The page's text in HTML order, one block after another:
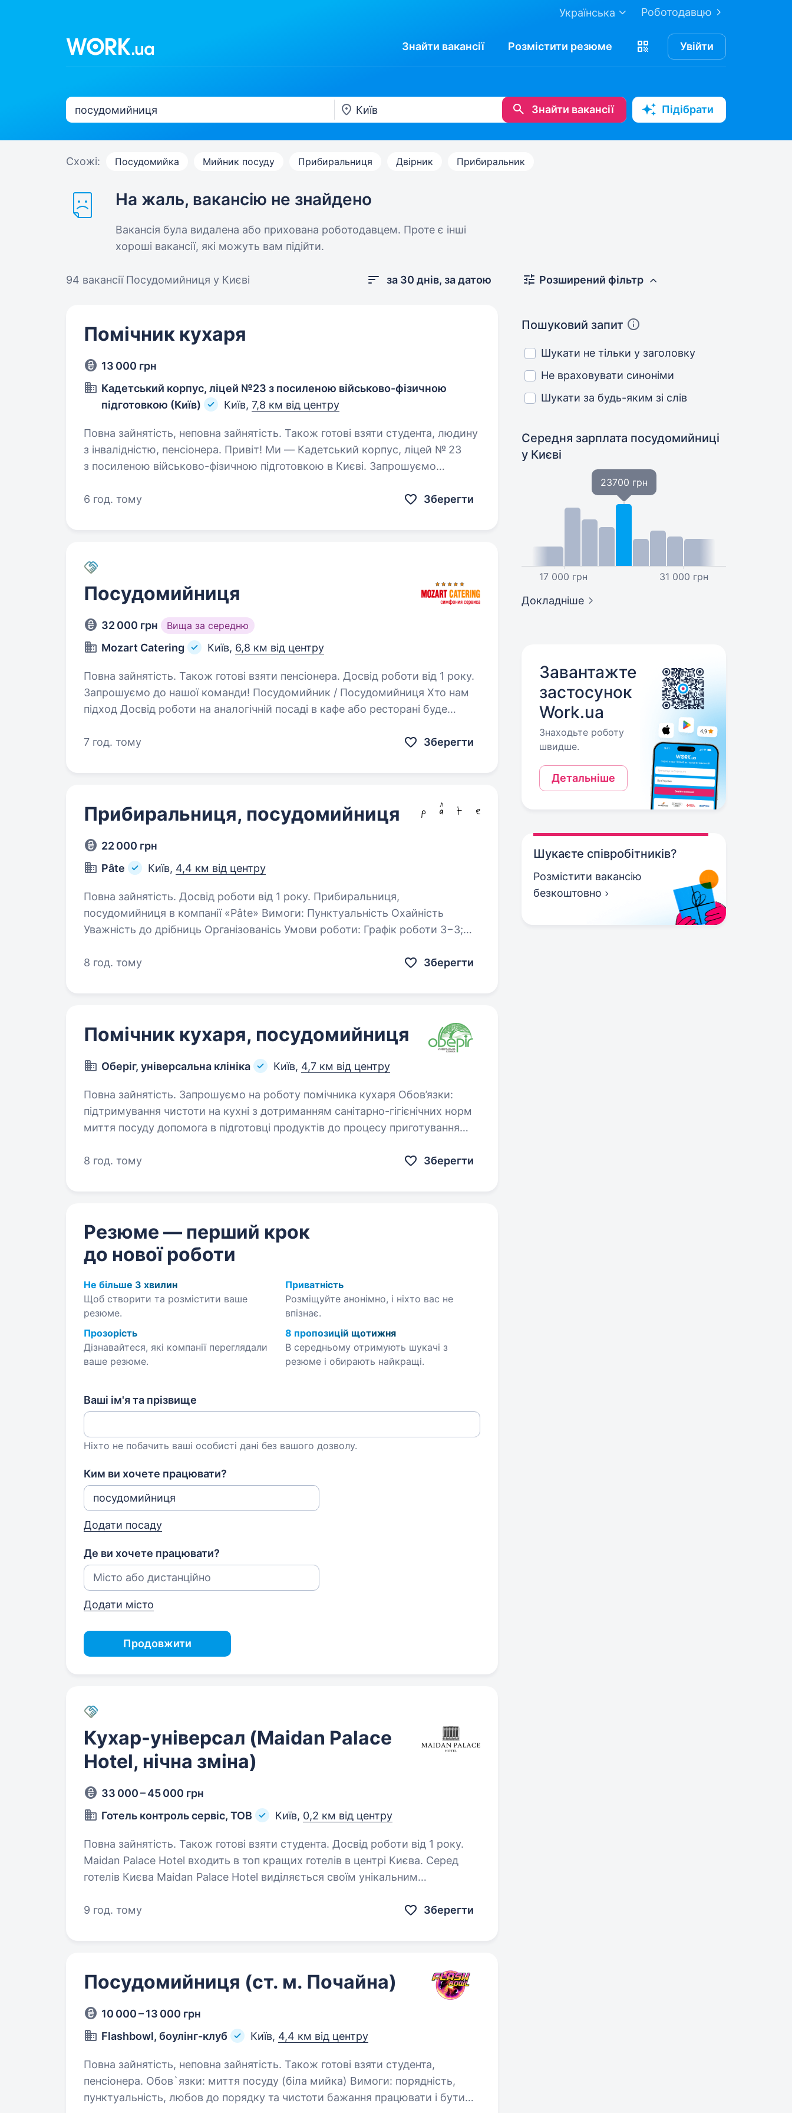
Роботодавцю
Українська
Знайти вакансії Розмістити резюме Увійти
Знайти вакансії Підібрати
Схожі: Посудомийка Мийник посуду Прибиральниця Двірник Прибиральник
На жаль, вакансію не знайдено
Вакансія була видалена або прихована роботодавцем. Проте є інші
хороші вакансії, які можуть вам підійти.
94 вакансії Посудомийниця у Києві за 30 днів, за датою
Помічник кухаря
13 000 грн
Кадетський корпус, ліцей №23 з посиленою військово-фізичною
підготовкою (Київ)
Київ, 7,8 км від центру
Повна зайнятість, неповна зайнятість. Також готові взяти студента, людину
з інвалідністю, пенсіонера. Привіт! Ми — Кадетський корпус, ліцей № 23
з посиленою військово-фізичною підготовкою в Києві. Запрошуємо
в стабільному закладі, де цінують кожного…
6 год. тому Зберегти
Посудомийниця
32 000 грн Вища за середню
Mozart Catering Київ, 6,8 км від центру
Повна зайнятість. Також готові взяти пенсіонера. Досвід роботи від 1 року.
Запрошуємо до нашої команди! Посудомийник / Посудомийниця Хто нам
підход Досвід роботи на аналогічній посаді в кафе або ресторані буде
7 год. тому
Зберегти
Прибиральниця, посудомийниця
22 000 грн
Pâte
Київ, 4,4 км від центру
Повна зайнятість. Досвід роботи від 1 року. Прибиральниця,
посудомийниця в компанії «Pâte» Вимоги: Пунктуальність Охайність
Уважність до дрібниць Організованісь Умови роботи: Графік роботи 3−3;
8 год. тому
Зберегти
Помічник кухаря, посудомийниця
Оберіг, універсальна клініка Київ, 4,7 км від центру
Повна зайнятість. Запрошуємо на роботу помічника кухаря Обов’язки:
підтримування чистоти на кухні з дотриманням санітарно-гігієнічних норм
миття посуду допомога в підготовці продуктів до процесу приготування
8 год. тому
Зберегти
Резюме — перший крок
до нової роботи
Не більше 3 хвилин
Щоб створити та розмістити ваше
резюме.
Приватність
Розміщуйте анонімно, і ніхто вас не
впізнає.
Прозорість
Дізнавайтеся, які компанії переглядали
ваше резюме.
8 пропозицій щотижня
В середньому отримують шукачі з
резюме і обирають найкращі.
Ваші ім'я та прізвище
Ніхто не побачить ваші особисті дані без вашого дозволу.
Ким ви хочете працювати?
Додати посаду
Де ви хочете працювати?
Додати місто
Продовжити
Кухар-універсал (Maidan Palace
Hotel, нічна зміна)
33 000 – 45 000 грн
Готель контроль сервіс, ТОВ
Київ, 0,2 км від центру
Повна зайнятість. Також готові взяти студента. Досвід роботи від 1 року.
Maidan Palace Hotel входить в топ кращих готелів в центрі Києва. Серед
готелів Києва Maidan Palace Hotel виділяється своїм унікальним
професіонали…
9 год. тому Зберегти
Посудомийниця (ст. м. Почайна)
10 000 – 13 000 грн
Flashbowl, боулінг-клуб
Київ, 4,4 км від центру
Повна зайнятість, неповна зайнятість. Також готові взяти студента,
пенсіонера. Обов`язки: миття посуду (біла мийка) Вимоги: порядність,
пунктуальність, любов до порядку та чистоти бажання працювати і бути
Розширений фільтр
Пошуковий запит
Шукати не тільки у заголовку
Не враховувати синоніми
Шукати за будь-яким зі слів
Середня зарплата посудомийниці
у Києві
17 000 грн
23700 грн
31 000 грн
Докладніше
Завантажте
застосунок
Work.ua
Знаходьте роботу
швидше.
Детальніше
Шукаєте співробітників?
Розмістити вакансію
безкоштовно